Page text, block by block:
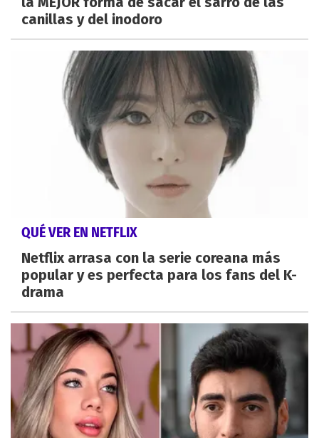
canillas y del inodoro
QUÉ VER EN NETFLIX
Netflix arrasa con la serie coreana más
popular y es perfecta para los fans del K-
drama